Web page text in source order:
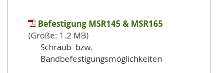
Befestigung MSR145 & MSR165
(Größe: 1.2 MB)
Schraub- bzw.
Bandbefestigungsmöglichkeiten